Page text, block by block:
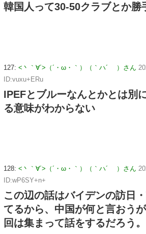
韓国人って30-50クラブとか勝
127: <丶｀∀´>（´・ω・｀）（｀ハ´ ）さん
ID:vuxu+ERu
IPEFとブルーなんとかとは別
る意味がわからない
128: <丶｀∀´>（´・ω・｀）（｀ハ´ ）さん
ID:wP6SY+n+
この辺の話はバイデンの訪日
てるから、中国が何と言おう
回は集まって話をするだろう。